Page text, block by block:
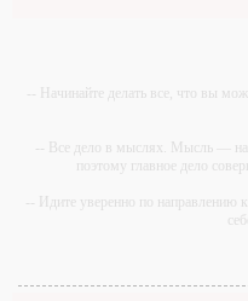
-- Начинайте делать все, что вы
-- Все дело в мыслях. Мысль —
поэтому главное дело
-- Идите уверенно по направлению